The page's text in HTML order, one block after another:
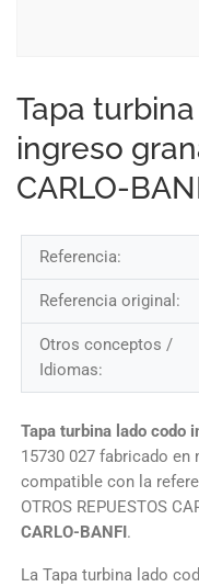
Tapa
ingreso
CARLO-
Referencia:
Referencia original:
Otros conceptos /
Idiomas:
Tapa turbina lado codo
15730 027 fabricado
compatible con la
OTROS REPUESTOS
CARLO-BANFI.
La Tapa turbina lado